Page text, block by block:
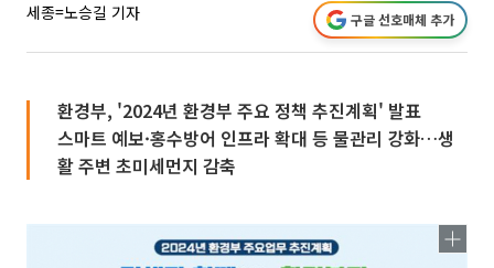
세종=노승길 기자 구글 선호매체 추가
환경부, '2024년 환경부 주요 정책 추진계획' 발표
스마트 예보·홍수방어 인프라 확대 등 물관리 강화…생
활 주변 초미세먼지 감축